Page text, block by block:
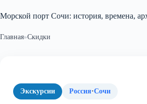
Морской порт Сочи: история, времена,
Главная»Скидки
Экскурсии Россия·Сочи